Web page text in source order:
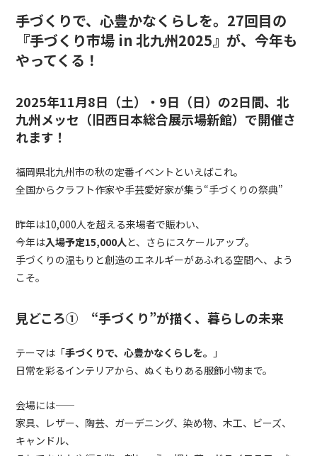
手づくりで、心豊かなくらしを。 27回目の
『手づくり市場 in 北九州2025』が、今年も
やってくる！
2025年11月8日（土）・ 9日（日）の2日間、北
九州メッセ（旧西日本総合展示場新館）で開催さ
れます！
福岡県北九州市の秋の定番イベントといえばこれ。
全国からクラフト作家や手芸愛好家が集う“手づくりの祭典”
昨年は10,000人を超える来場者で賑わい、
今年は入場予定15,000人と、さらにスケールアップ。
手づくりの温もりと創造のエネルギーがあふれる空間へ、よう
こそ。
見どころ① “手づくり”が描く、暮らしの未来
テーマは「手づくりで、心豊かなくらしを。
」
日常を彩るインテリアから、ぬくもりある服飾小物まで。
会場には――
家具、レザー、陶芸、ガーデニング、染め物、木工、ビーズ、
キャンドル、